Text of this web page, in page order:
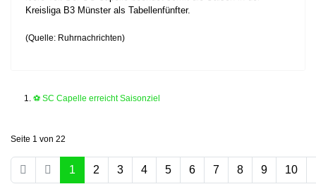
Kreisliga B3 Münster als Tabellenfünfter.
(Quelle: Ruhrnachrichten)
⚽️ SC Capelle erreicht Saisonziel
Seite 1 von 22
1 2 3 4 5 6 7 8 9 10